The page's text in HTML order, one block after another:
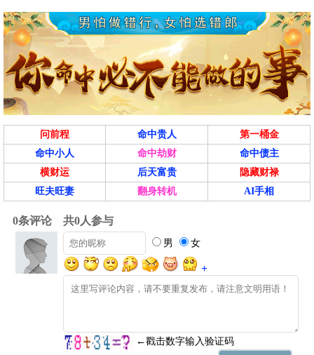
问前程 命中贵人
第一桶金
命中小人
命中劫财
命中债主
横财运
后天富贵
隐藏财禄
旺夫旺妻
翻身转机 AI手相